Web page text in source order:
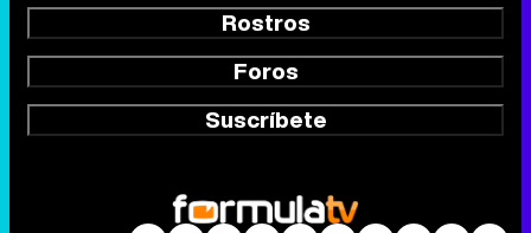
Rostros
Foros
Suscríbete